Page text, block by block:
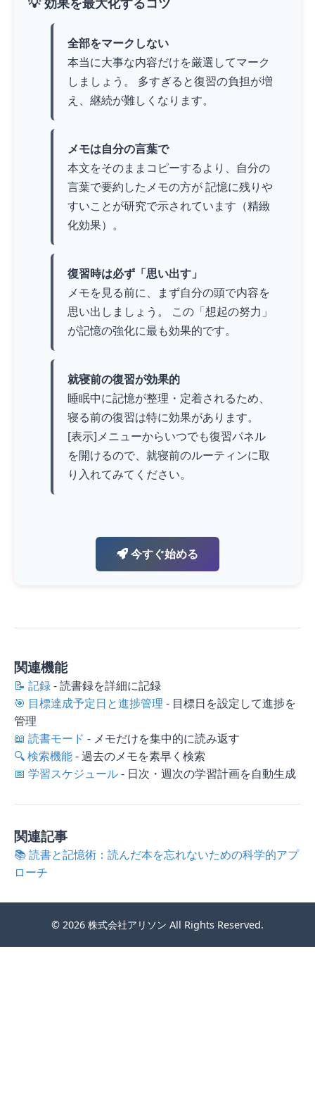
全部をマークしない
本当に大事な内容だけを厳選してマーク
しましょう。 多すぎると復習の負担が増
え、継続が難しくなります。
メモは自分の言葉で
本文をそのままコピーするより、自分の
言葉で要約したメモの方が 記憶に残りや
すいことが研究で示されています（精緻
化効果）。
復習時は必ず「思い出す」
メモを見る前に、まず自分の頭で内容を
思い出しましょう。 この「想起の努力」
が記憶の強化に最も効果的です。
就寝前の復習が効果的
睡眠中に記憶が整理・定着されるため、
寝る前の復習は特に効果があります。
[表示]メニューからいつでも復習パネル
を開けるので、就寝前のルーティンに取
り入れてみてください。
今すぐ始める
関連機能
📝 記録- 読書録を詳細に記録
🎯 目標達成予定日と進捗管理 - 目標日を設定して進捗を
管理
📖 読書モード - メモだけを集中的に読み返す
🔍 検索機能- 過去のメモを素早く検索
📅 学習スケジュール- 日次・週次の学習計画を自動生成
関連記事
📚 読書と記憶術：読んだ本を忘れないための科学的アプ
ローチ
© 2026 株式会社アリソン All Rights Reserved.